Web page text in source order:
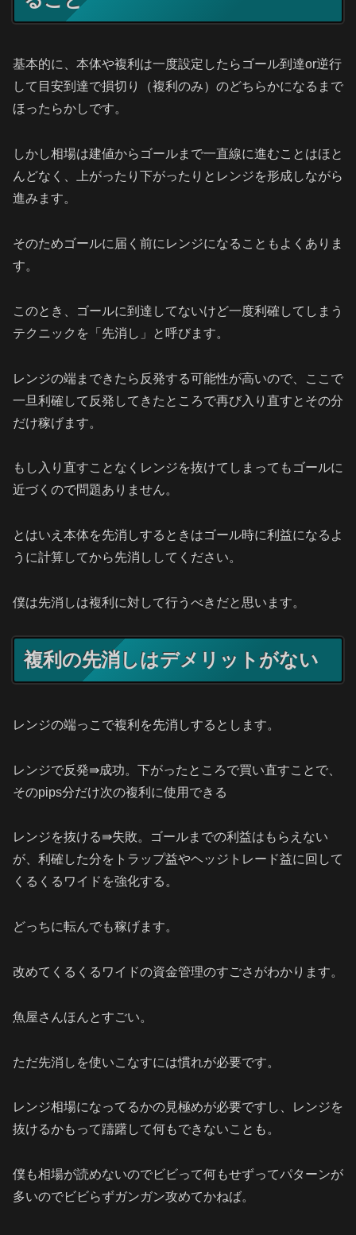
基本的に、本体や複利は一度設定したらゴール到達or逆行
して目安到達で損切り（複利のみ）のどちらかになるまで
ほったらかしです。
しかし相場は建値からゴールまで一直線に進むことはほと
んどなく、上がったり下がったりとレンジを形成しながら
進みます。
そのためゴールに届く前にレンジになることもよくありま
す。
このとき、ゴールに到達してないけど一度利確してしまう
テクニックを「先消し」と呼びます。
レンジの端まできたら反発する可能性が高いので、ここで
一旦利確して反発してきたところで再び入り直すとその分
だけ稼げます。
もし入り直すことなくレンジを抜けてしまってもゴールに
近づくので問題ありません。
とはいえ本体を先消しするときはゴール時に利益になるよ
うに計算してから先消ししてください。
僕は先消しは複利に対して行うべきだと思います。
複利の先消しはデメリットがない
レンジの端っこで複利を先消しするとします。
レンジで反発⇛成功。下がったところで買い直すことで、
そのpips分だけ次の複利に使用できる
レンジを抜ける⇛失敗。ゴールまでの利益はもらえない
が、利確した分をトラップ益やヘッジトレード益に回して
くるくるワイドを強化する。
どっちに転んでも稼げます。
改めてくるくるワイドの資金管理のすごさがわかります。
魚屋さんほんとすごい。
ただ先消しを使いこなすには慣れが必要です。
レンジ相場になってるかの見極めが必要ですし、レンジを
抜けるかもって躊躇して何もできないことも。
僕も相場が読めないのでビビって何もせずってパターンが
多いのでビビらずガンガン攻めてかねば。